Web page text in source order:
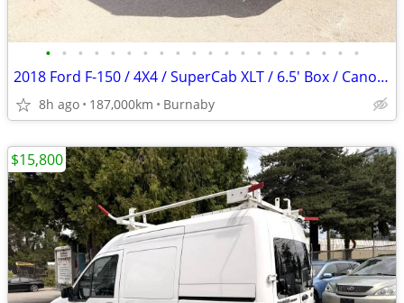
• • • • • • • • • • • • • • • • • • • •
2018 Ford F-150 / 4X4 / SuperCab XLT / 6.5' Box / Canopy
8h ago 187,000km Burnaby
$15,800